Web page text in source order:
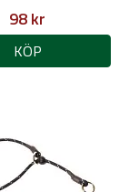
98 kr
KÖP